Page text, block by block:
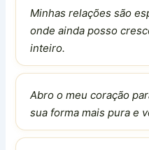
Minhas relações são
onde ainda posso
inteiro.
Abro o meu coração
sua forma mais pura e